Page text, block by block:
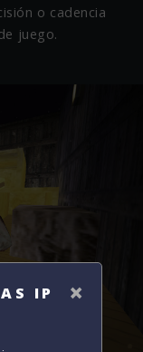
o cadencia
juego.
×
IP